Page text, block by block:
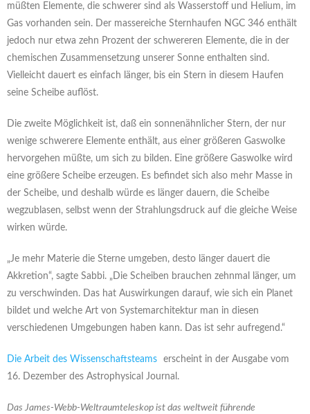
müßten Elemente, die schwerer sind als Wasserstoff und Helium, im
Gas vorhanden sein. Der massereiche Sternhaufen NGC 346 enthält
jedoch nur etwa zehn Prozent der schwereren Elemente, die in der
chemischen Zusammensetzung unserer Sonne enthalten sind.
Vielleicht dauert es einfach länger, bis ein Stern in diesem Haufen
seine Scheibe auflöst.
Die zweite Möglichkeit ist, daß ein sonnenähnlicher Stern, der nur
wenige schwerere Elemente enthält, aus einer größeren Gaswolke
hervorgehen müßte, um sich zu bilden. Eine größere Gaswolke wird
eine größere Scheibe erzeugen. Es befindet sich also mehr Masse in
der Scheibe, und deshalb würde es länger dauern, die Scheibe
wegzublasen, selbst wenn der Strahlungsdruck auf die gleiche Weise
wirken würde.
„Je mehr Materie die Sterne umgeben, desto länger dauert die
Akkretion“, sagte Sabbi. „Die Scheiben brauchen zehnmal länger, um
zu verschwinden. Das hat Auswirkungen darauf, wie sich ein Planet
bildet und welche Art von Systemarchitektur man in diesen
verschiedenen Umgebungen haben kann. Das ist sehr aufregend.“
Die Arbeit des Wissenschaftsteams
erscheint in der Ausgabe vom
16. Dezember des Astrophysical Journal.
Das James-Webb-Weltraumteleskop ist das weltweit führende